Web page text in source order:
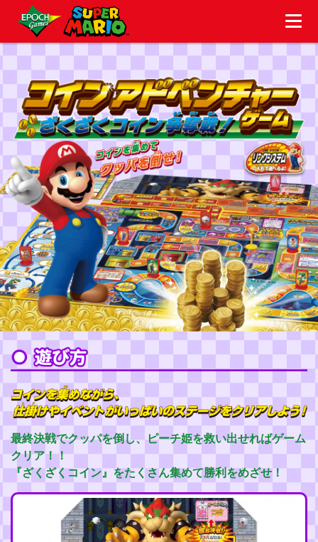
最終決戦でクッパを倒し、ピーチ姫を救い出せればゲーム
クリア！！
『ざくざくコイン』をたくさん集めて勝利をめざせ！